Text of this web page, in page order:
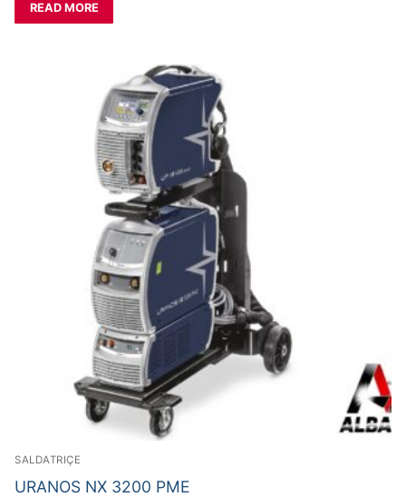
READ MORE
SALDATRIÇE
URANOS NX 3200 PME